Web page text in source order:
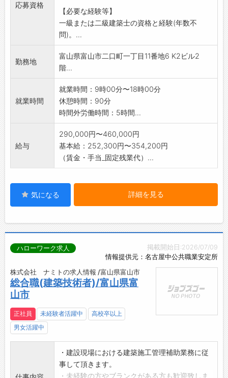
【変更範囲:変更なし】
応募資格
【必要な経験等】
一級または二級建築士の資格と経験(年数不
問)。...
勤務地
富山県富山市二口町一丁目11番地6 K2ビル2
階...
就業時間
就業時間：9時00分〜18時00分
休憩時間：90分
時間外労働時間：5時間...
給与
290,000円〜460,000円
基本給：252,300円〜354,200円
（賃金・手当_固定残業代）...
気になる 詳細を見る
掲載開始日:2026/07/09
情報提供元：名古屋中公共職業安定所
ハローワーク求人
株式会社 ナミトの求人情報 /富山県富山市
総合職(建築技術者)/富山県富
山市
正社員 未経験者活躍中
高校卒以上
男女活躍中
・建設現場における建築施工管理補助業務に従
事して頂きます。
・未経験の方やブランクがある方も歓迎致しま